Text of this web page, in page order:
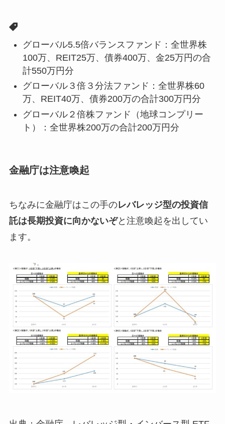
グローバル5.5倍バランスファンド：全世界株
100万、REIT25万、債券400万、金25万円の合
計550万円分
グローバル３倍３分法ファンド：全世界株60
万、REIT40万、債券200万の合計300万円分
グローバル２倍株ファンド（地球コンプリー
ト）：全世界株200万の合計200万円分
金融庁は注意喚起
ちなみに金融庁はこの手のレバレッジ型の投資信
託は長期投資に向かないぞと注意喚起を出してい
ます。